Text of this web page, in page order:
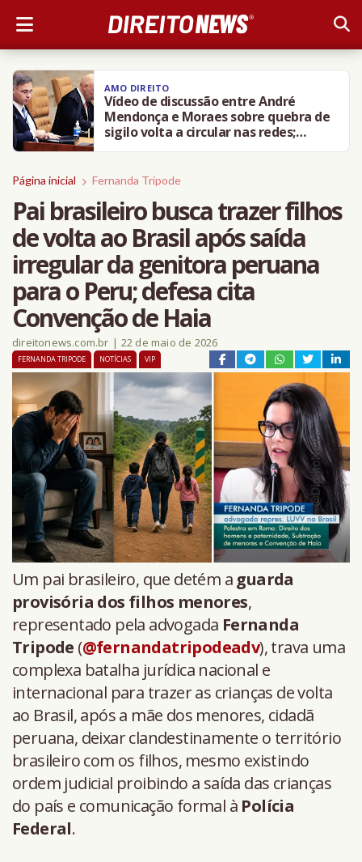
AMO DIREITO
‘A gente precisa retirar
imediatamente o Discord do ar’, diz
Janja em evento sobre violência
contra crianças
Página inicial Fernanda Tripode
Pai brasileiro busca trazer filhos
de volta ao Brasil após saída
irregular da genitora peruana
para o Peru; defesa cita
Convenção de Haia
direitonews.com.br | 22 de maio de 2026
FERNANDA TRIPODE NOTÍCIAS VIP
Um pai brasileiro, que detém a guarda
provisória dos filhos menores,
representado pela advogada Fernanda
Tripode (@fernandatripodeadv), trava uma
complexa batalha jurídica nacional e
internacional para trazer as crianças de volta
ao Brasil, após a mãe dos menores, cidadã
peruana, deixar clandestinamente o território
brasileiro com os filhos, mesmo existindo
ordem judicial proibindo a saída das crianças
do país e comunicação formal à Polícia
Federal.